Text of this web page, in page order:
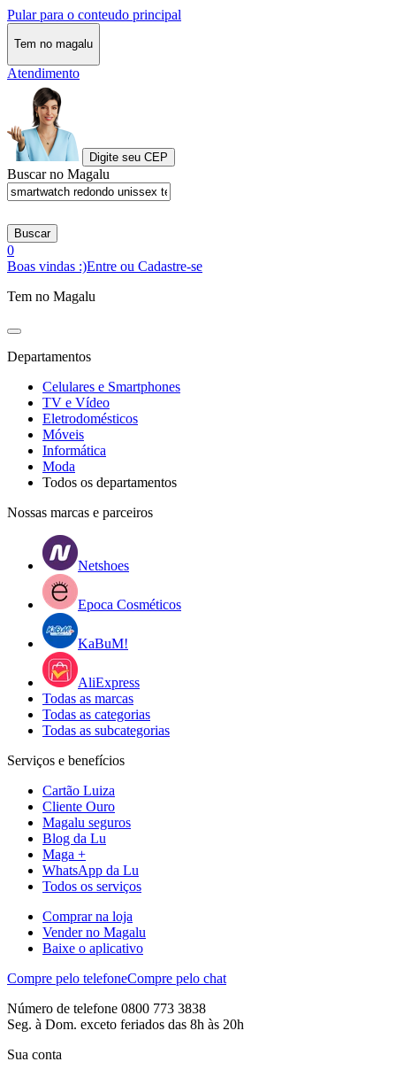
Pular para o conteudo principal
Tem no magalu
Atendimento
Digite seu CEP
Buscar no Magalu
Buscar
0
Boas vindas :)Entre ou Cadastre-se
Tem no Magalu
Departamentos
Celulares e Smartphones
TV e Vídeo
Eletrodomésticos
Móveis
Informática
Moda
Todos os departamentos
Nossas marcas e parceiros
Netshoes
Epoca Cosméticos
KaBuM!
AliExpress
Todas as marcas
Todas as categorias
Todas as subcategorias
Serviços e benefícios
Cartão Luiza
Cliente Ouro
Magalu seguros
Blog da Lu
Maga +
WhatsApp da Lu
Todos os serviços
Comprar na loja
Vender no Magalu
Baixe o aplicativo
Compre pelo telefoneCompre pelo chat
Número de telefone 0800 773 3838
Seg. à Dom. exceto feriados das 8h às 20h
Sua conta